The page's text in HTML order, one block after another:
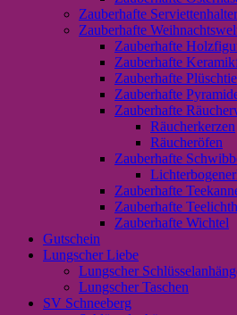
Zauberhafte Serviettenhalter
Zauberhafte
Zauberhafte
Zauberhafte
Zauberhafte
Zauberhafte
Zauberhafte
Räucherkerzen
Räucheröfen
Zauberhafte
Zauberhafte
Zauberhafte
Zauberhafte Wichtel
Gutschein
Lungscher Liebe
Lungscher
Lungscher Taschen
SV Schneeberg